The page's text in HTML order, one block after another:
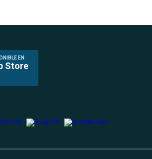
EN
Store